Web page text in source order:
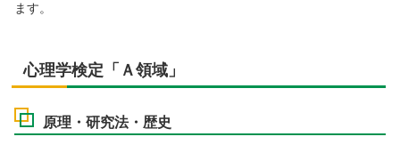
ます。
心理学検定「Ａ領域」
原理・研究法・歴史